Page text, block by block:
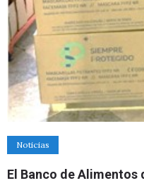
Noticias
El Banco de Alimentos